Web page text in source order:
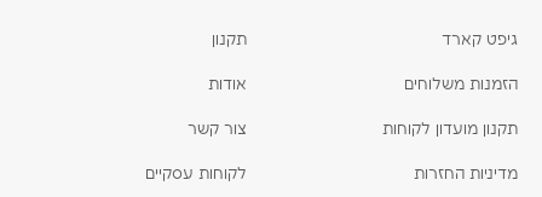
גיפט קארד
הזמנות משלוחים
תקנון מועדון לקוחות
מדיניות החזרות
תקנון
אודות
צור קשר
לקוחות עסקיים